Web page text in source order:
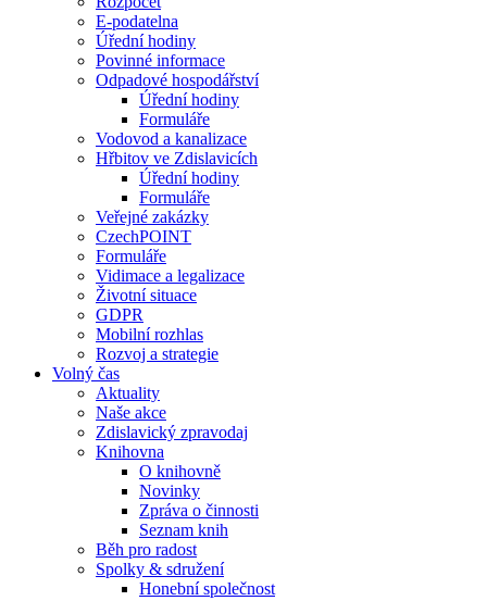
E-podatelna
Úřední hodiny
Povinné informace
Odpadové hospodářství
Úřední hodiny
Formuláře
Vodovod a kanalizace
Hřbitov ve Zdislavicích
Úřední hodiny
Formuláře
Veřejné zakázky
CzechPOINT
Formuláře
Vidimace a legalizace
Životní situace
GDPR
Mobilní rozhlas
Rozvoj a strategie
Volný čas
Aktuality
Naše akce
Zdislavický zpravodaj
Knihovna
O knihovně
Novinky
Zpráva o činnosti
Seznam knih
Běh pro radost
Spolky & sdružení
Honební společnost